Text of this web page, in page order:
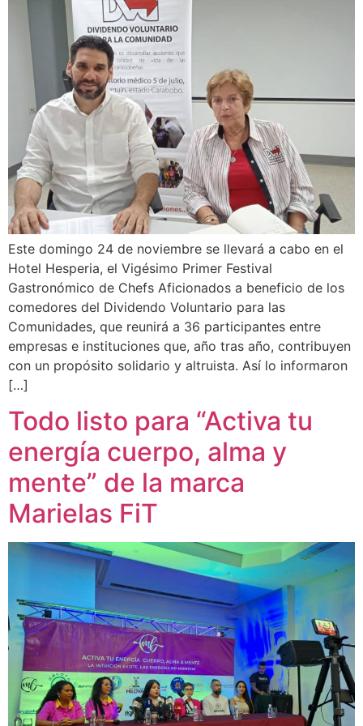
Este domingo 24 de noviembre se llevará a cabo en el
Hotel Hesperia, el Vigésimo Primer Festival
Gastronómico de Chefs Aficionados a beneficio de los
comedores del Dividendo Voluntario para las
Comunidades, que reunirá a 36 participantes entre
empresas e instituciones que, año tras año, contribuyen
con un propósito solidario y altruista. Así lo informaron
[…]
Todo listo para “Activa tu
energía cuerpo, alma y
mente” de la marca
Marielas FiT